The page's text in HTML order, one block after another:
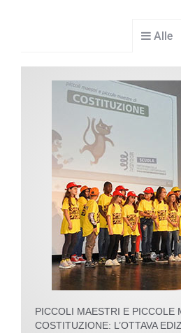
Alle
PICCOLI MAESTRI E PICCOLE
COSTITUZIONE: L’OTTAVA